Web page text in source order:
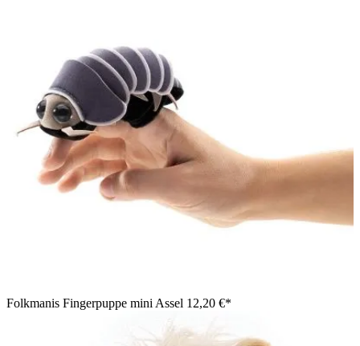
Folkmanis Fingerpuppe mini Assel 12,20 €*